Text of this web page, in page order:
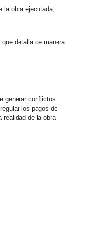
la obra ejecutada,
detalla de manera
generar conflictos
los pagos de
realidad de la obra